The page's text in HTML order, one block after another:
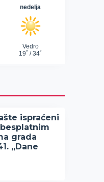
ispraćeni
grada
„Dane